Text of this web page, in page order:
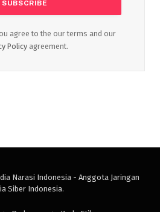
agree to the our terms and our
Policy agreement.
Narasi Indonesia - Anggota Jaringan
Siber Indonesia.